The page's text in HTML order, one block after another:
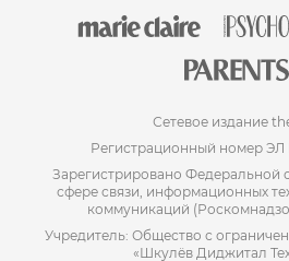
Сетевое издание
Регистрационный номер
Зарегистрировано Федеральной
сфере связи, информационных
коммуникаций
Учредитель: Общество с
«Шкулёв Диджитал